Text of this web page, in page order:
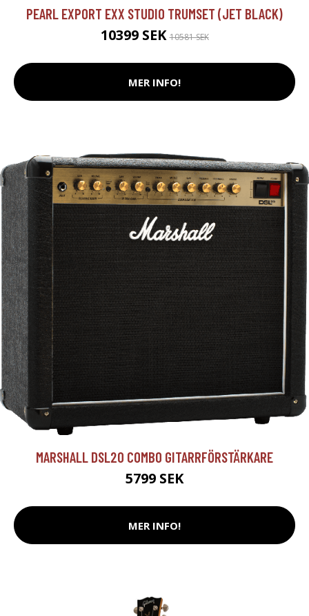
PEARL EXPORT EXX STUDIO TRUMSET (JET BLACK)
10399 SEK10581 SEK
MER INFO!
MARSHALL DSL20 COMBO GITARRFÖRSTÄRKARE
5799 SEK
MER INFO!